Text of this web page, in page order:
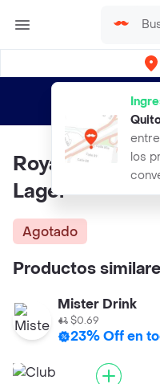
los
envíos
Royal Dutch
Lager
Agotado
Productos
Mister Drink
$0.69
23% Off en